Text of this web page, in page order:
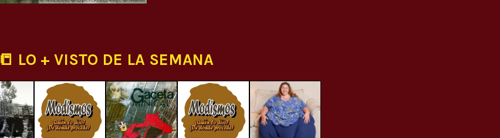
📒 LO + VISTO DE LA SEMANA